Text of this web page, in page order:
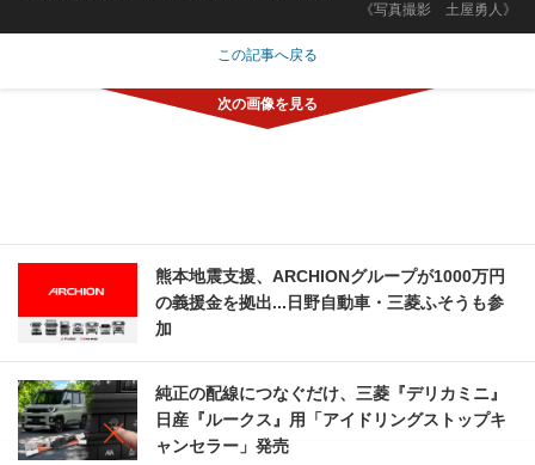
《写真撮影 土屋勇人》
この記事へ戻る
熊本地震支援、ARCHIONグループが1000万円
の義援金を拠出...日野自動車・三菱ふそうも参
加
純正の配線につなぐだけ、三菱『デリカミニ』
日産『ルークス』用「アイドリングストップキ
ャンセラー」発売